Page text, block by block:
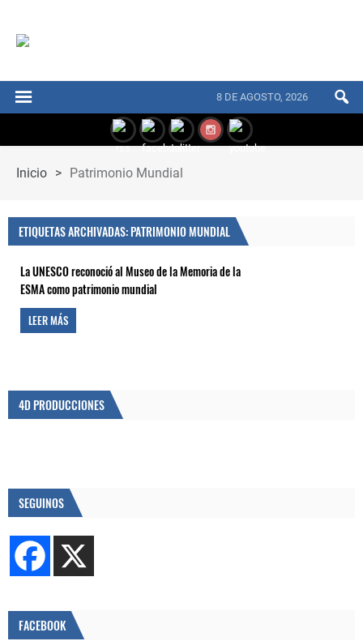
8 DE AGOSTO, 2026
Inicio > Patrimonio Mundial
ETIQUETAS ARCHIVADAS: PATRIMONIO MUNDIAL
La UNESCO reconoció al Museo de la Memoria de la
ESMA como patrimonio mundial
LEER MÁS
4D PRODUCCIONES
SEGUINOS
FACEBOOK